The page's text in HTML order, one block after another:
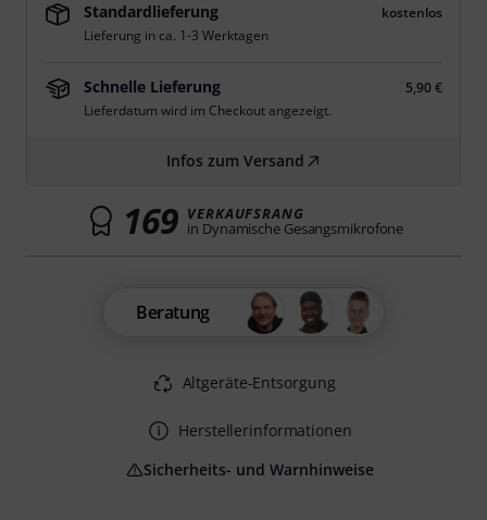
Standardlieferung
kostenlos
Lieferung in ca. 1-3 Werktagen
Schnelle Lieferung
5,90 €
Lieferdatum wird im Checkout angezeigt.
Infos zum Versand
169 VERKAUFSRANG
in Dynamische Gesangsmikrofone
Beratung
Altgeräte-Entsorgung
Herstellerinformationen
Sicherheits- und Warnhinweise